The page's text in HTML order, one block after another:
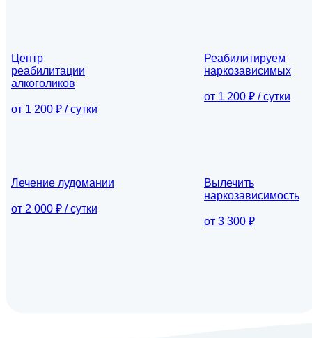
Центр
реабилитации
алкоголиков
от 1 200 ₽ / сутки
Реабилитируем
наркозависимых
от 1 200 ₽ / сутки
Лечение лудомании
от 2 000 ₽ / сутки
Вылечить
наркозависимость
от 3 300 ₽